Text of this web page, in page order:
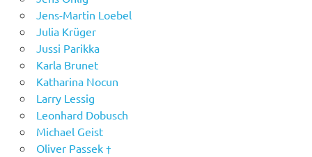
Jens-Martin Loebel
Julia Krüger
Jussi Parikka
Karla Brunet
Katharina Nocun
Larry Lessig
Leonhard Dobusch
Michael Geist
Oliver Passek †